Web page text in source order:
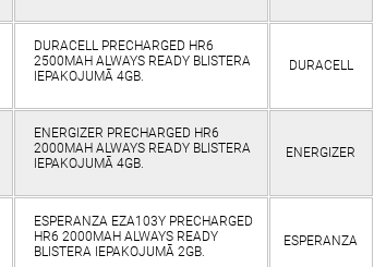
DURACELL PRECHARGED HR6
2500MAH ALWAYS READY BLISTERA
IEPAKOJUMĀ 4GB.
DURACELL
ENERGIZER PRECHARGED HR6
2000MAH ALWAYS READY BLISTERA
IEPAKOJUMĀ 4GB.
ENERGIZER
ESPERANZA EZA103Y PRECHARGED
HR6 2000MAH ALWAYS READY
BLISTERA IEPAKOJUMĀ 2GB.
ESPERANZA